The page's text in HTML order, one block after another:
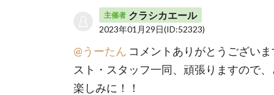
主催者 クラシカエール
2023年01月29日(ID:52323)
@うーたん コメントありがとうござい
スト・スタッフ一同、頑張りますので
楽しみに！！